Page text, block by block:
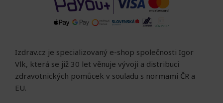
Izdrav.cz je specializovaný e-shop společnosti Igor
Vlk, která se již 30 let věnuje vývoji a distribuci
zdravotnických pomůcek v souladu s normami ČR a
EU.